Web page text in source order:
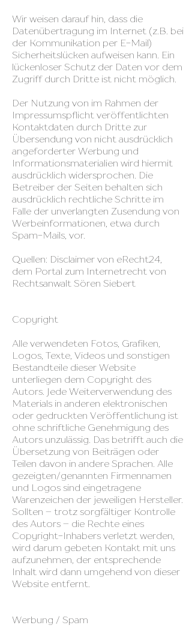
Wir weisen darauf hin, dass die
Datenübertragung im Internet (z.B. bei
der Kommunikation per E-Mail)
Sicherheitslücken aufweisen kann. Ein
lückenloser Schutz der Daten vor dem
Zugriff durch Dritte ist nicht möglich.
Der Nutzung von im Rahmen der
Impressumspflicht veröffentlichten
Kontaktdaten durch Dritte zur
Übersendung von nicht ausdrücklich
angeforderter Werbung und
Informationsmaterialien wird hiermit
ausdrücklich widersprochen. Die
Betreiber der Seiten behalten sich
ausdrücklich rechtliche Schritte im
Falle der unverlangten Zusendung von
Werbeinformationen, etwa durch
Spam-Mails, vor.
Quellen: Disclaimer von eRecht24,
dem Portal zum Internetrecht von
Rechtsanwalt Sören Siebert
Copyright
Alle verwendeten Fotos, Grafiken,
Logos, Texte, Videos und sonstigen
Bestandteile dieser Website
unterliegen dem Copyright des
Autors. Jede Weiterverwendung des
Materials in anderen elektronischen
oder gedruckten Veröffentlichung ist
ohne schriftliche Genehmigung des
Autors unzulässig. Das betrifft auch die
Übersetzung von Beiträgen oder
Teilen davon in andere Sprachen. Alle
gezeigten/genannten Firmennamen
und Logos sind eingetragene
Warenzeichen der jeweiligen Hersteller.
Sollten – trotz sorgfältiger Kontrolle
des Autors – die Rechte eines
Copyright-Inhabers verletzt werden,
wird darum gebeten Kontakt mit uns
aufzunehmen, der entsprechende
Inhalt wird dann umgehend von dieser
Website entfernt.
Werbung / Spam